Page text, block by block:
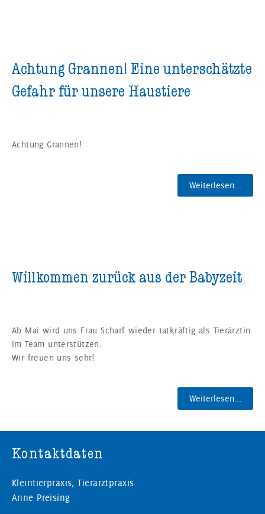
Achtung Grannen! Eine unterschätzte
Gefahr für unsere Haustiere
Achtung Grannen!
Weiterlesen...
Willkommen zurück aus der Babyzeit
Ab Mai wird uns Frau Scharf wieder tatkräftig als Tierärztin
im Team unterstützen.
Wir freuen uns sehr!
Weiterlesen...
Kontaktdaten
Kleintierpraxis, Tierarztpraxis
Anne Preising